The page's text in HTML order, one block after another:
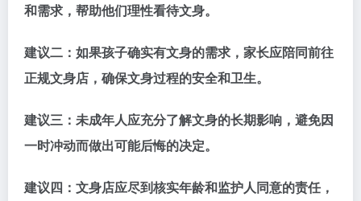
和需求，帮助他们理性看待文身。
建议二： 如果孩子确实有文身的需求，家长应陪同前往
正规文身店，确保文身过程的安全和卫生。
建议三： 未成年人应充分了解文身的长期影响，避免因
一时冲动而做出可能后悔的决定。
建议四： 文身店应尽到核实年龄和监护人同意的责任，